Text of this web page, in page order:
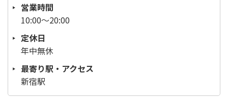
営業時間
10:00～20:00
定休日
年中無休
最寄り駅・アクセス
新宿駅